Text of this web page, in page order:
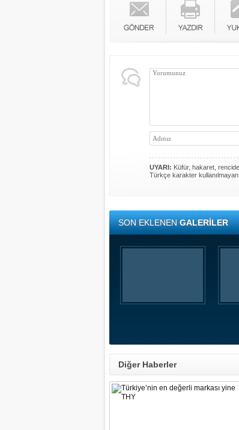
UYARI: Küfür, hakaret,
Türkçe karakter
SON EKLENENGALERİLER
Diğer Haberler